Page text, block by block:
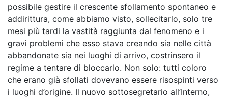
possibile gestire il crescente sfollamento spontaneo e
addirittura, come abbiamo visto, sollecitarlo, solo tre
mesi più tardi la vastità raggiunta dal fenomeno e i
gravi problemi che esso stava creando sia nelle città
abbandonate sia nei luoghi di arrivo, costrinsero il
regime a tentare di bloccarlo. Non solo: tutti coloro
che erano già sfollati dovevano essere risospinti verso
i luoghi d’origine. Il nuovo sottosegretario all’Interno,